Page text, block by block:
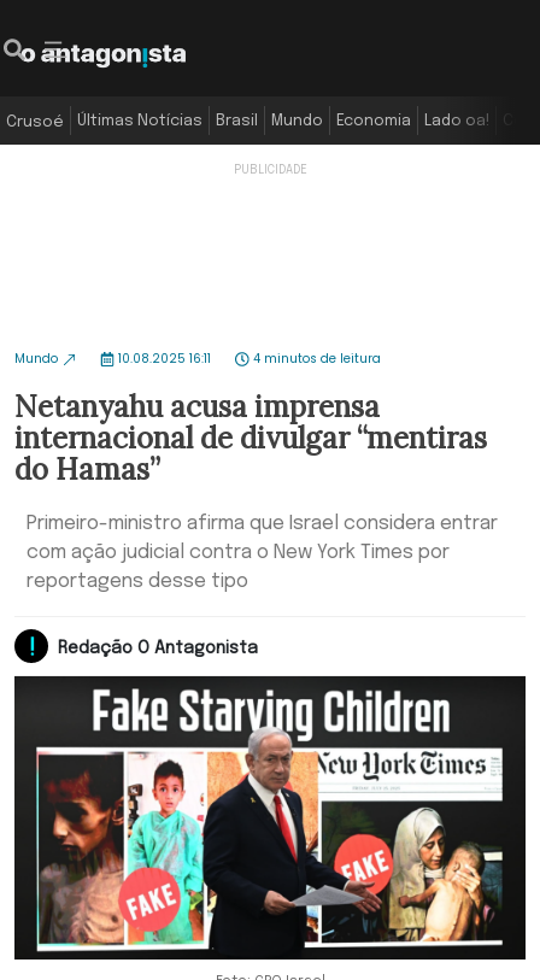
Crusoé Últimas Notícias Brasil Mundo Economia Lado oa!
Mundo 10.08.2025 16:11 4 minutos de leitura
Netanyahu acusa imprensa
internacional de divulgar “mentiras
do Hamas”
Primeiro-ministro afirma que Israel considera entrar
com ação judicial contra o New York Times por
reportagens desse tipo
Redação O Antagonista